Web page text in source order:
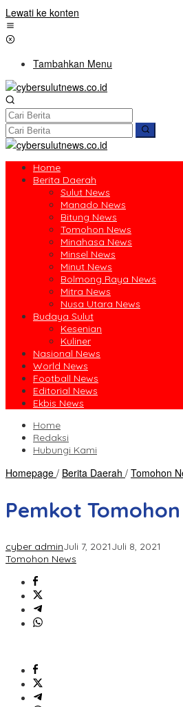
Lewati ke konten
Tambahkan Menu
Home
Berita Daerah
Sulut News
Manado News
Bitung News
Tomohon News
Minahasa News
Minsel News
Minut News
Bolmong Raya News
Mitra News
Nusa Utara News
Budaya Sulut
Kesenian
Kuliner
Nasional News
World News
Football News
Editorial News
Ekbis News
Home
Redaksi
Hubungi Kami
Homepage / Berita Daerah / Tomohon
Pemkot
cyber adminJuli 7, 2021Juli 8, 2021
Tomohon News